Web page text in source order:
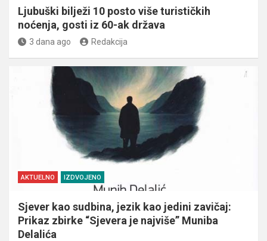
Ljubuški bilježi 10 posto više turističkih
noćenja, gosti iz 60-ak država
3 dana ago Redakcija
AKTUELNO IZDVOJENO
Sjever kao sudbina, jezik kao jedini zavičaj:
Prikaz zbirke “Sjevera je najviše” Muniba
Delalića